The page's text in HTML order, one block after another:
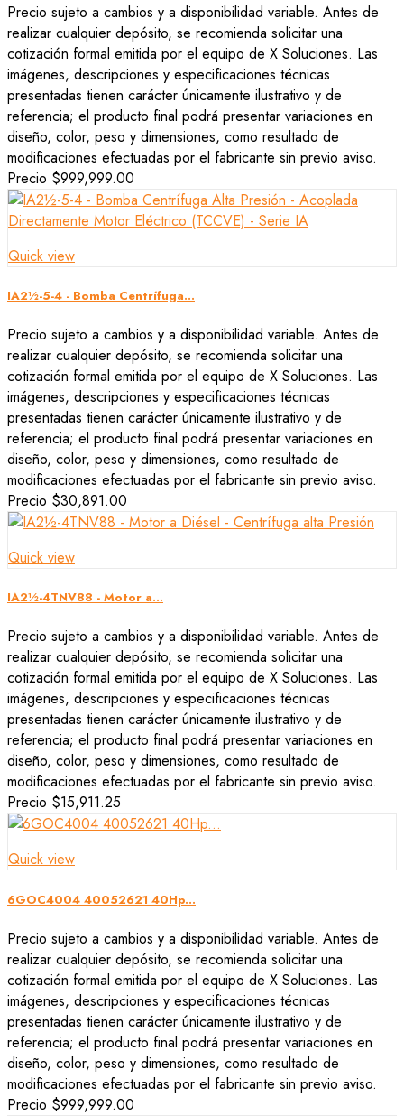
Precio sujeto a cambios y a disponibilidad variable. Antes de
realizar cualquier depósito, se recomienda solicitar una
cotización formal emitida por el equipo de X Soluciones. Las
imágenes, descripciones y especificaciones técnicas
presentadas tienen carácter únicamente ilustrativo y de
referencia; el producto final podrá presentar variaciones en
diseño, color, peso y dimensiones, como resultado de
modificaciones efectuadas por el fabricante sin previo aviso.
Precio $999,999.00
Quick view
IA2½-5-4 - Bomba Centrífuga...
Precio sujeto a cambios y a disponibilidad variable. Antes de
realizar cualquier depósito, se recomienda solicitar una
cotización formal emitida por el equipo de X Soluciones. Las
imágenes, descripciones y especificaciones técnicas
presentadas tienen carácter únicamente ilustrativo y de
referencia; el producto final podrá presentar variaciones en
diseño, color, peso y dimensiones, como resultado de
modificaciones efectuadas por el fabricante sin previo aviso.
Precio $30,891.00
Quick view
IA2½-4TNV88 - Motor a...
Precio sujeto a cambios y a disponibilidad variable. Antes de
realizar cualquier depósito, se recomienda solicitar una
cotización formal emitida por el equipo de X Soluciones. Las
imágenes, descripciones y especificaciones técnicas
presentadas tienen carácter únicamente ilustrativo y de
referencia; el producto final podrá presentar variaciones en
diseño, color, peso y dimensiones, como resultado de
modificaciones efectuadas por el fabricante sin previo aviso.
Precio $15,911.25
Quick view
6GOC4004 40052621 40Hp...
Precio sujeto a cambios y a disponibilidad variable. Antes de
realizar cualquier depósito, se recomienda solicitar una
cotización formal emitida por el equipo de X Soluciones. Las
imágenes, descripciones y especificaciones técnicas
presentadas tienen carácter únicamente ilustrativo y de
referencia; el producto final podrá presentar variaciones en
diseño, color, peso y dimensiones, como resultado de
modificaciones efectuadas por el fabricante sin previo aviso.
Precio $999,999.00